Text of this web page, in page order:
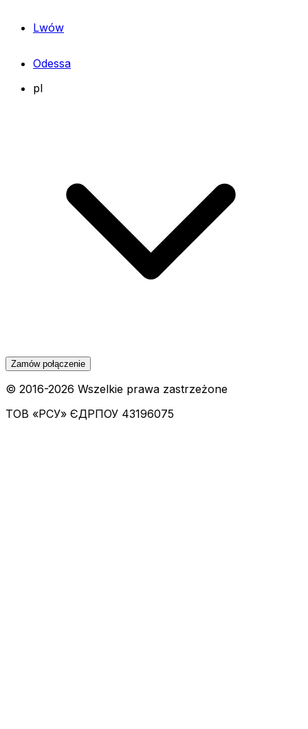
Lwów
Odessa
pl
Zamów połączenie
© 2016-2026 Wszelkie prawa zastrzeżone
ТОВ «РСУ» ЄДРПОУ 43196075